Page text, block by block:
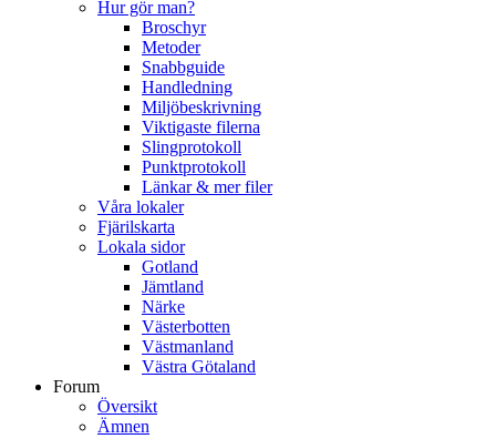
Hur gör man?
Broschyr
Metoder
Snabbguide
Handledning
Miljöbeskrivning
Viktigaste filerna
Slingprotokoll
Punktprotokoll
Länkar & mer filer
Våra lokaler
Fjärilskarta
Lokala sidor
Gotland
Jämtland
Närke
Västerbotten
Västmanland
Västra Götaland
Forum
Översikt
Ämnen